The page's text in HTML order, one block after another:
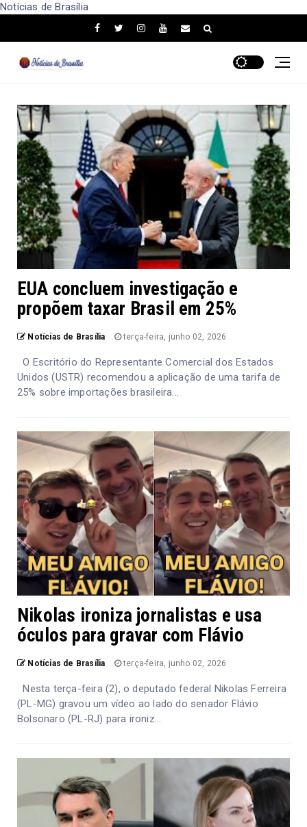
Notícias de Brasília
EUA concluem investigação e
propõem taxar Brasil em 25%
Notícias de Brasília terça-feira, junho 02, 2026
O Escritório do Representante Comercial dos Estados
Unidos (USTR) recomendou a aplicação de uma tarifa de
25% sobre importações brasileira...
Nikolas ironiza jornalistas e usa
óculos para gravar com Flávio
Notícias de Brasília terça-feira, junho 02, 2026
Nesta terça-feira (2), o deputado federal Nikolas Ferreira
(PL-MG) gravou um vídeo ao lado do senador Flávio
Bolsonaro (PL-RJ) para ironiz...